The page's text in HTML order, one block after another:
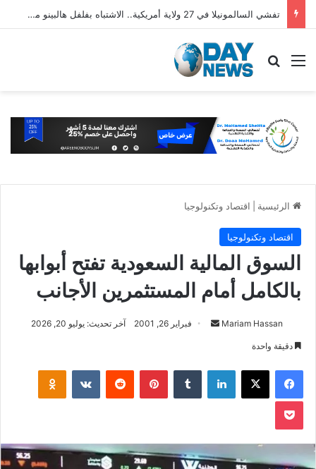
تفشي السالمونيلا في 27 ولاية أمريكية.. الاشتباه بفلفل هالبينو مستورد من المكسيك
القائمة بحث عن
الرئيسية اقتصاد وتكنولوجيا
اقتصاد وتكنولوجيا
السوق المالية السعودية تفتح أبوابها
بالكامل أمام المستثمرين الأجانب
Mariam Hassan
أرسل فبراير 26, 2001 آخر تحديث: يوليو 20, 2026
دقيقة واحدة
فيسبوك ‫X لينكدإن بينتيريست
‫Pocket